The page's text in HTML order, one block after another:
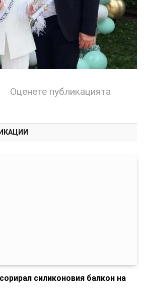
Оценете публикацията
силиконовия балкон на